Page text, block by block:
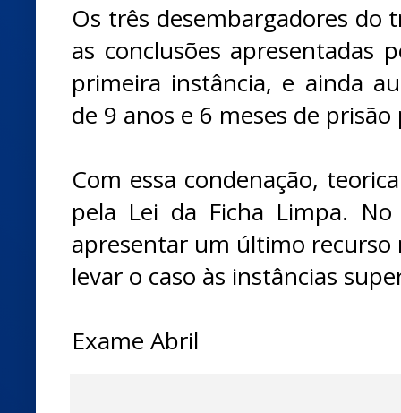
Os três desembargadores do
as conclusões apresentadas
primeira instância, e ainda
de 9 anos e 6 meses de
Com essa condenação,
pela Lei da Ficha Limpa.
apresentar um último recurso
levar o caso às instâncias
Exame Abril